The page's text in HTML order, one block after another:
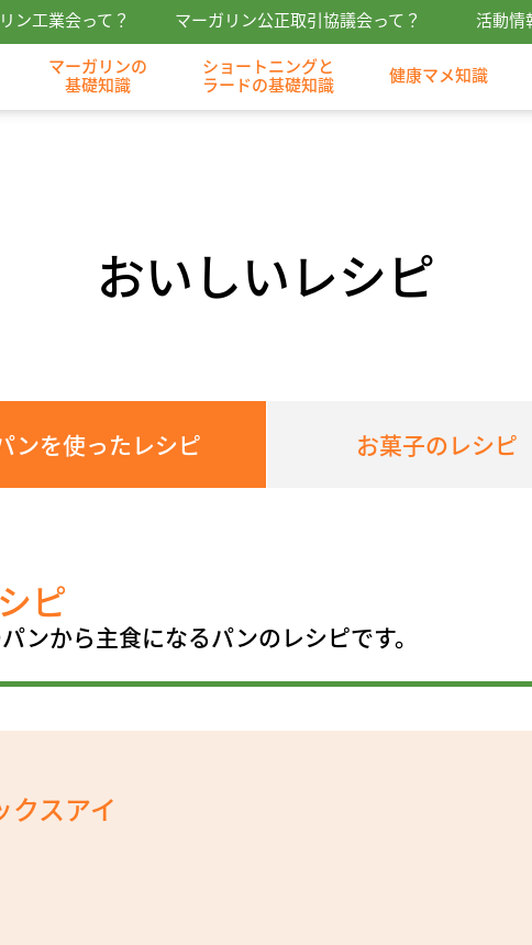
ン工業会って？ マーガリン公正取引協議会って？ 活動情
マーガリンの
基礎知識
ショートニングと
ラードの基礎知識
健康マメ知識
おいしいレシピ
ンを使ったレシピ お菓子のレシピ
ピ
ンから主食になるパンのレシピです。
クスアイ